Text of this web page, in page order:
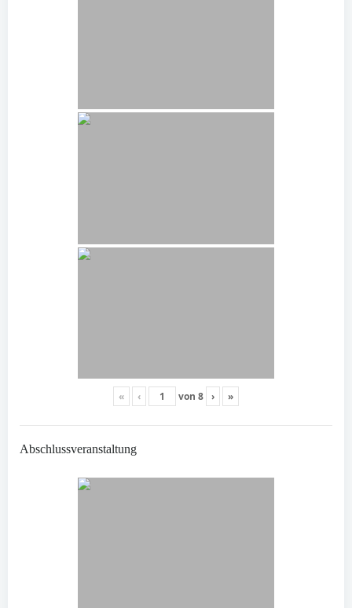
« ‹ von 8 › »
Abschlussveranstaltung